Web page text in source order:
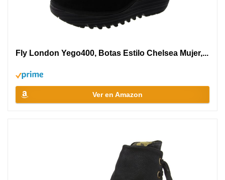
Fly London Yego400, Botas Estilo Chelsea Mujer,...
Ver en Amazon